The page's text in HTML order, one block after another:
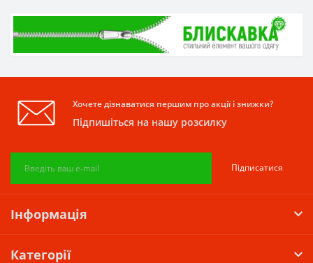
Хочете дізнаватися першим про акції і знижки?
Підпишіться на нашу розсилку
Підписатися
Інформація
Категорії